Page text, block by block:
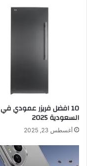
10 افضل فريزر عمودي​ في
السعودية​ 2025
أغسطس 23, 2025